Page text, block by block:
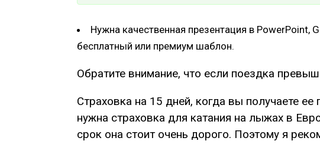
Нужна качественная презентация в PowerPoint,
бесплатный или премиум шаблон.
Обратите внимание, что если поездка
Страховка на 15 дней, когда вы получаете
нужна страховка для катания на лыжах в
срок она стоит очень дорого. Поэтому я